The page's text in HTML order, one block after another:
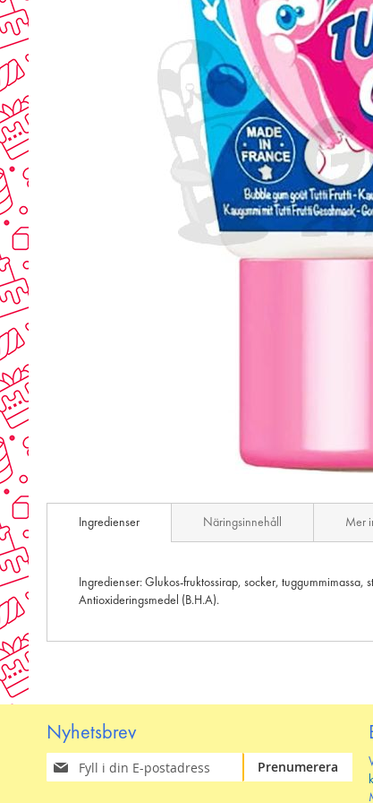
to
Ingredienser
Ingredienser: Glukos-fruktossirap, socker,
Antioxideringsmedel (B.H.A).
Näringsinnehåll Mer
Nyhetsbrev
Prenumerera
på
Prenumerera